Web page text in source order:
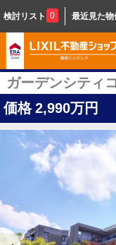
検討リスト 0 最近見た物
ガーデンシティ
価格 2,990万円